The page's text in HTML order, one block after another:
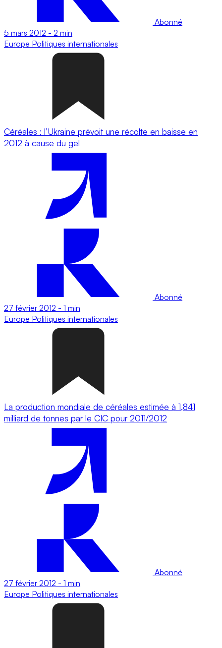
Abonné
5 mars 2012 - 2 min
Europe Politiques internationales
Céréales : l’Ukraine prévoit une récolte en baisse en
2012 à cause du gel
Abonné
27 février 2012 - 1 min
Europe Politiques internationales
La production mondiale de céréales estimée à 1,841
milliard de tonnes par le CIC pour 2011/2012
Abonné
27 février 2012 - 1 min
Europe Politiques internationales